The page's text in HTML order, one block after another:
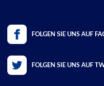
FOLGEN SIE UNS AUF
FOLGEN SIE UNS AUF